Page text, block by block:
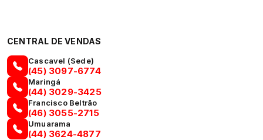
CENTRAL DE VENDAS
Cascavel (Sede)
(45) 3097-6774
Maringá
(44) 3029-3425
Francisco Beltrão
(46) 3055-2715
Umuarama
(44) 3624-4877